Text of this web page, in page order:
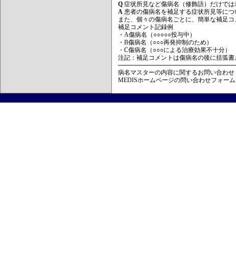
Q 症状所見など傷病名（修飾語）だけで
A 患者の傷病名を補足する症状所見等に
また、個々の傷病名ごとに、簡単な補足
補足コメント記録例
・A傷病名（○○○○○投与中）
・B傷病名（○○○再発抑制のため）
・C傷病名（○○○による治療効果不十分）
注記：補足コメントは傷病名の後に括弧書
病名マスターの内容に関するお問い合わ
MEDISホームページの問い合わせフォーム